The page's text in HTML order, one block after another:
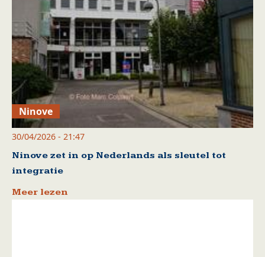
Ninove
30/04/2026 - 21:47
Ninove zet in op Nederlands als sleutel tot
integratie
Meer lezen